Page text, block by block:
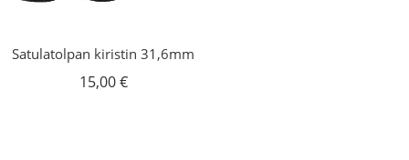
Satulatolpan kiristin 31,6mm
15,00€